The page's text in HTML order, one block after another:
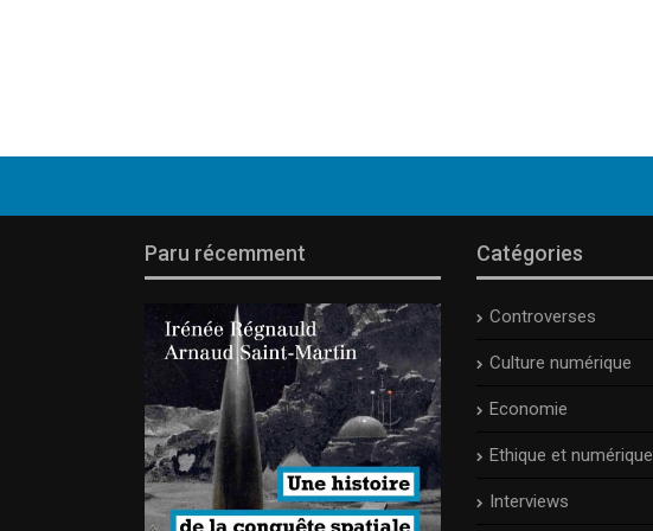
Paru récemment Catégories
Controverses
Culture numérique
Economie
Ethique et numérique
Interviews